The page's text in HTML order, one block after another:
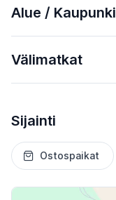
Alue / Kaupunki
Välimatkat
Sijainti
Ostospaikat